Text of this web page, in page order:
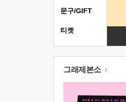
문구/GIFT
티켓
그래제본소